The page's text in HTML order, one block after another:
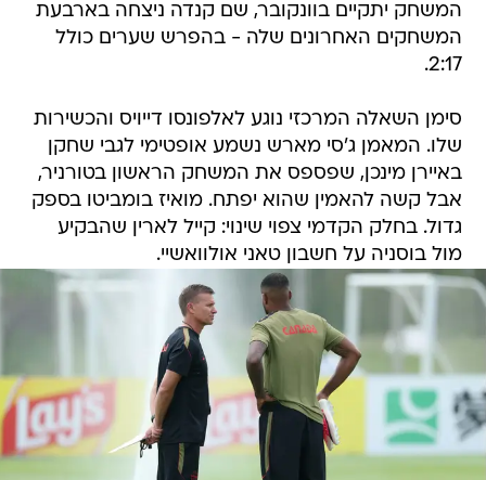
המשחק יתקיים בוונקובר, שם קנדה ניצחה בארבעת
המשחקים האחרונים שלה - בהפרש שערים כולל
2:17.
סימן השאלה המרכזי נוגע לאלפונסו דייויס והכשירות
שלו. המאמן ג'סי מארש נשמע אופטימי לגבי שחקן
באיירן מינכן, שפספס את המשחק הראשון בטורניר,
אבל קשה להאמין שהוא יפתח. מואיז בומביטו בספק
גדול. בחלק הקדמי צפוי שינוי: קייל לארין שהבקיע
מול בוסניה על חשבון טאני אולוואשיי.